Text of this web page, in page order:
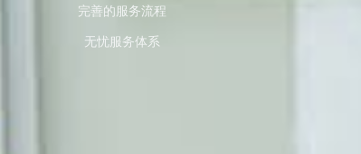
完善的服务流程
无忧服务体系